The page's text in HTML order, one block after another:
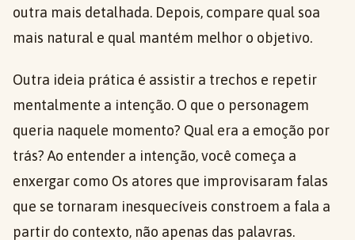
outra mais detalhada. Depois, compare qual soa
mais natural e qual mantém melhor o objetivo.
Outra ideia prática é assistir a trechos e repetir
mentalmente a intenção. O que o personagem
queria naquele momento? Qual era a emoção por
trás? Ao entender a intenção, você começa a
enxergar como Os atores que improvisaram falas
que se tornaram inesquecíveis constroem a fala a
partir do contexto, não apenas das palavras.